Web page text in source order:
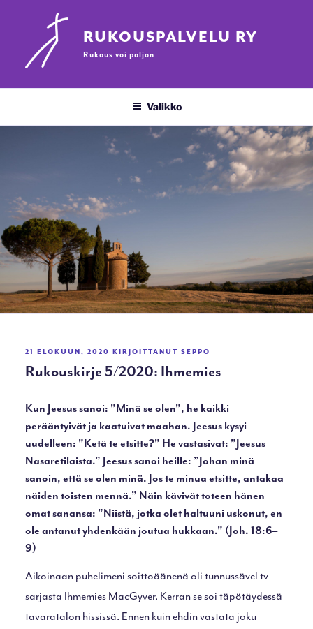
RUKOUSPALVELU RY
Rukous voi paljon
Valikko
JULKAISTU
21 ELOKUUN, 2020 KIRJOITTANUT SEPPO
Rukouskirje 5/2020: Ihmemies
Kun Jeesus sanoi: ”Minä se olen”, he kaikki
perääntyivät ja kaatuivat maahan. Jeesus kysyi
uudelleen: ”Ketä te etsitte?” He vastasivat: ”Jeesus
Nasaretilaista.” Jeesus sanoi heille: ”Johan minä
sanoin, että se olen minä. Jos te minua etsitte, antakaa
näiden toisten mennä.” Näin kävivät toteen hänen
omat sanansa: ”Niistä, jotka olet haltuuni uskonut, en
ole antanut yhdenkään joutua hukkaan.” (Joh. 18:6–
9)
Aikoinaan puhelimeni soittoäänenä oli tunnussävel tv-
sarjasta Ihmemies MacGyver. Kerran se soi täpötäydessä
tavaratalon hississä. Ennen kuin ehdin vastata joku